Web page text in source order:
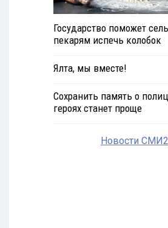
Государство поможет
пекарям испечь колобок
Ялта, мы вместе!
Сохранить память о
героях станет проще
Новости СМИ2